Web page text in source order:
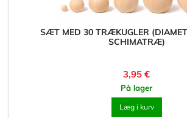
SÆT MED 30 TRÆKUGLER
SCHIMATRÆ)
Pris
3,95 €
På lager
Læg i kurv